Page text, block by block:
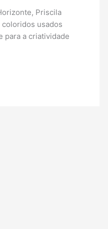
Priscila
usados
a criatividade